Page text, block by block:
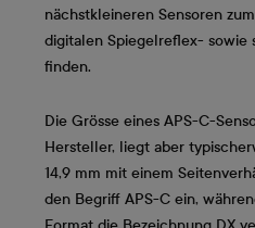
nächstkleineren Sensoren
digitalen Spiegelreflex- sowie
finden.
Die Grösse eines APS-C-
Hersteller, liegt aber
14,9 mm mit einem
den Begriff APS-C ein,